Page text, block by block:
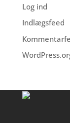
Log ind
Indlægsfeed